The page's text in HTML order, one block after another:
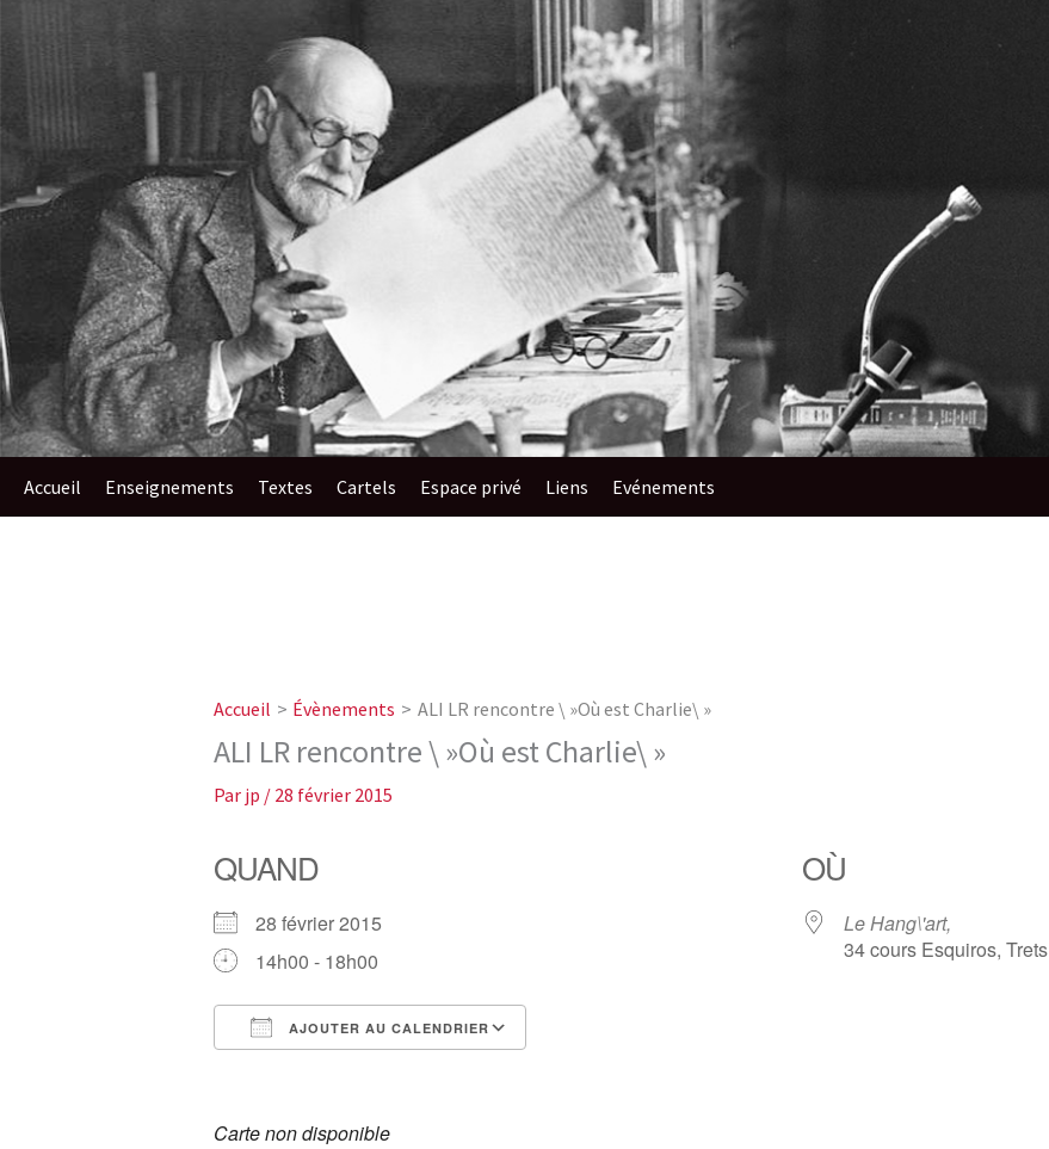
Accueil Enseignements​ Textes Cartels Espace privé Liens Evénements
Accueil Évènements ALI LR rencontre \ »Où est Charlie\ »
ALI LR rencontre \ »Où est Charlie\ »
Par jp / 28 février 2015
QUAND
28 février 2015
14h00 - 18h00
AJOUTER AU CALENDRIER
OÙ
Le Hang\'art,
34 cours Esquiros, Trets
Carte non disponible